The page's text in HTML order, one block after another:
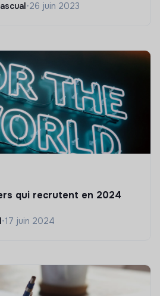
•26 juin 2023
qui recrutent en 2024
•17 juin 2024